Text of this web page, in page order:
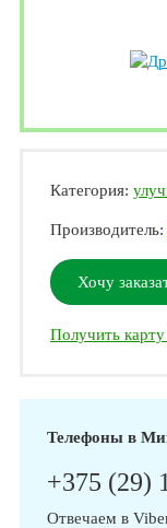
Категория:
Производитель:
Хочу
Получить
Телефоны в
+375 (29)
Отвечаем в